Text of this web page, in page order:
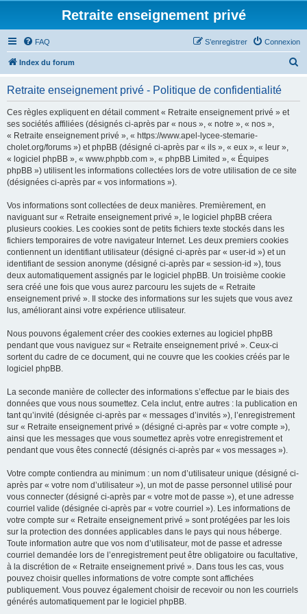
Retraite enseignement privé
FAQ Connexion
S’enregistrer
Index du forum
Retraite enseignement privé - Politique de confidentialité
Ces règles expliquent en détail comment « Retraite enseignement privé » et
ses sociétés affiliées (désignés ci-après par « nous », « notre », « nos »,
« Retraite enseignement privé », « https://www.apel-lycee-stemarie-
cholet.org/forums ») et phpBB (désigné ci-après par « ils », « eux », « leur »,
« logiciel phpBB », « www.phpbb.com », « phpBB Limited », « Équipes
phpBB ») utilisent les informations collectées lors de votre utilisation de ce site
(désignées ci-après par « vos informations »).
Vos informations sont collectées de deux manières. Premièrement, en
naviguant sur « Retraite enseignement privé », le logiciel phpBB créera
plusieurs cookies. Les cookies sont de petits fichiers texte stockés dans les
fichiers temporaires de votre navigateur Internet. Les deux premiers cookies
contiennent un identifiant utilisateur (désigné ci-après par « user-id ») et un
identifiant de session anonyme (désigné ci-après par « session-id »), tous
deux automatiquement assignés par le logiciel phpBB. Un troisième cookie
sera créé une fois que vous aurez parcouru les sujets de « Retraite
enseignement privé ». Il stocke des informations sur les sujets que vous avez
lus, améliorant ainsi votre expérience utilisateur.
Nous pouvons également créer des cookies externes au logiciel phpBB
pendant que vous naviguez sur « Retraite enseignement privé ». Ceux-ci
sortent du cadre de ce document, qui ne couvre que les cookies créés par le
logiciel phpBB.
La seconde manière de collecter des informations s’effectue par le biais des
données que vous nous soumettez. Cela inclut, entre autres : la publication en
tant qu’invité (désignée ci-après par « messages d’invités »), l’enregistrement
sur « Retraite enseignement privé » (désigné ci-après par « votre compte »),
ainsi que les messages que vous soumettez après votre enregistrement et
pendant que vous êtes connecté (désignés ci-après par « vos messages »).
Votre compte contiendra au minimum : un nom d’utilisateur unique (désigné ci-
après par « votre nom d’utilisateur »), un mot de passe personnel utilisé pour
vous connecter (désigné ci-après par « votre mot de passe »), et une adresse
courriel valide (désignée ci-après par « votre courriel »). Les informations de
votre compte sur « Retraite enseignement privé » sont protégées par les lois
sur la protection des données applicables dans le pays qui nous héberge.
Toute information autre que vos nom d’utilisateur, mot de passe et adresse
courriel demandée lors de l’enregistrement peut être obligatoire ou facultative,
à la discrétion de « Retraite enseignement privé ». Dans tous les cas, vous
pouvez choisir quelles informations de votre compte sont affichées
publiquement. Vous pouvez également choisir de recevoir ou non les courriels
générés automatiquement par le logiciel phpBB.